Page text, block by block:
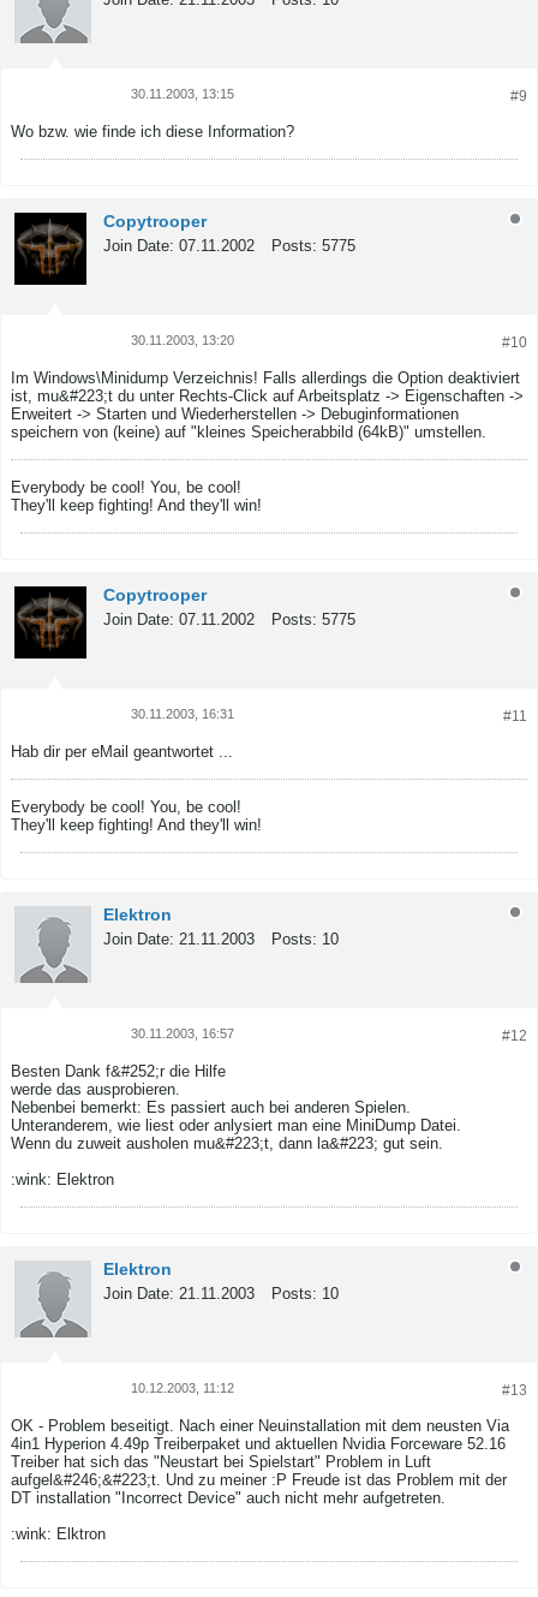
#9
30.11.2003, 13:15
Wo bzw. wie finde ich diese Information?
Copytrooper
Join Date: 07.11.2002 Posts: 5775
#10
30.11.2003, 13:20
Im Windows\Minidump Verzeichnis! Falls allerdings die Option deaktiviert
ist, mu&#223;t du unter Rechts-Click auf Arbeitsplatz -> Eigenschaften ->
Erweitert -> Starten und Wiederherstellen -> Debuginformationen
speichern von (keine) auf "kleines Speicherabbild (64kB)" umstellen.
Everybody be cool! You, be cool!
They'll keep fighting! And they'll win!
Copytrooper
Join Date: 07.11.2002 Posts: 5775
#11
30.11.2003, 16:31
Hab dir per eMail geantwortet ...
Everybody be cool! You, be cool!
They'll keep fighting! And they'll win!
Elektron
Join Date: 21.11.2003 Posts: 10
#12
30.11.2003, 16:57
Besten Dank f&#252;r die Hilfe
werde das ausprobieren.
Nebenbei bemerkt: Es passiert auch bei anderen Spielen.
Unteranderem, wie liest oder anlysiert man eine MiniDump Datei.
Wenn du zuweit ausholen mu&#223;t, dann la&#223; gut sein.
:wink: Elektron
Elektron
Join Date: 21.11.2003 Posts: 10
#13
10.12.2003, 11:12
OK - Problem beseitigt. Nach einer Neuinstallation mit dem neusten Via
4in1 Hyperion 4.49p Treiberpaket und aktuellen Nvidia Forceware 52.16
Treiber hat sich das "Neustart bei Spielstart" Problem in Luft
aufgel&#246;&#223;t. Und zu meiner :P Freude ist das Problem mit der
DT installation "Incorrect Device" auch nicht mehr aufgetreten.
:wink: Elktron